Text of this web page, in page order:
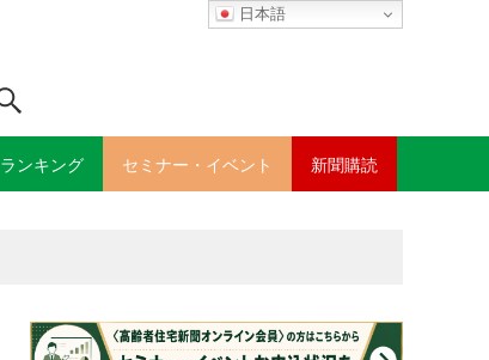
日本語
ランキング セミナー・イベント 新聞購読